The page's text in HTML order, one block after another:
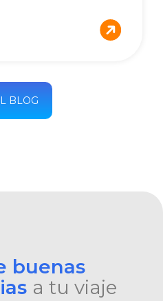
BLOG
buenas
a tu viaje